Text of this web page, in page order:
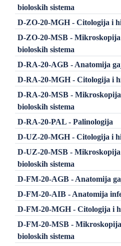
bioloskih sistema
D-ZO-20-MGH - Citologija i
D-ZO-20-MSB -
bioloskih sistema
D-RA-20-AGB - Anatomija
D-RA-20-MGH - Citologija i
D-RA-20-MSB -
bioloskih sistema
D-RA-20-PAL - Palinologija
D-UZ-20-MGH - Citologija i
D-UZ-20-MSB -
bioloskih sistema
D-FM-20-AGB - Anatomija
D-FM-20-AIB - Anatomija
D-FM-20-MGH - Citologija i
D-FM-20-MSB -
bioloskih sistema